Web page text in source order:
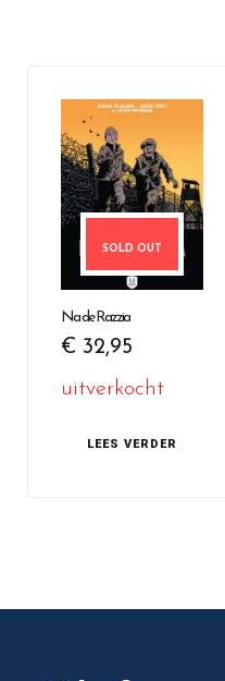
SOLD OUT
Na de Razzia
€ 32,95
uitverkocht
LEES VERDER